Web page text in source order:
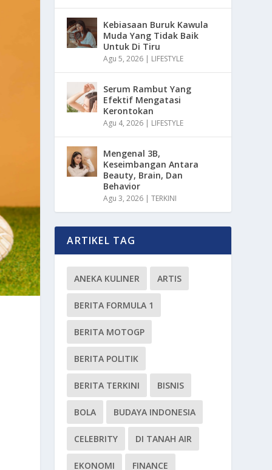
Kebiasaan Buruk Kawula
Muda Yang Tidak Baik
Untuk Di Tiru
Agu 5, 2026 | LIFESTYLE
Serum Rambut Yang
Efektif Mengatasi
Kerontokan
Agu 4, 2026 | LIFESTYLE
Mengenal 3B,
Keseimbangan Antara
Beauty, Brain, Dan
Behavior
Agu 3, 2026 |TERKINI
ARTIKEL TAG
ANEKA KULINER ARTIS
BERITA FORMULA 1
BERITA MOTOGP
BERITA POLITIK
BERITA TERKINI BISNIS
BOLA BUDAYA INDONESIA
CELEBRITY DI TANAH AIR
EKONOMI FINANCE